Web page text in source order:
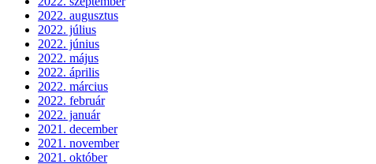
2022. augusztus
2022. július
2022. június
2022. május
2022. április
2022. március
2022. február
2022. január
2021. december
2021. november
2021. október